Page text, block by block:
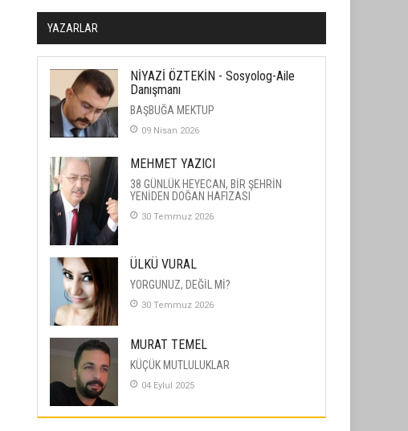
YAZARLAR
NİYAZİ ÖZTEKİN - Sosyolog-Aile
Danışmanı
BAŞBUĞA MEKTUP
09 Nisan 2026
MEHMET YAZICI
38 GÜNLÜK HEYECAN, BİR ŞEHRİN
YENİDEN DOĞAN HAFIZASI
30 Temmuz 2026
ÜLKÜ VURAL
YORGUNUZ, DEĞİL Mİ?
30 Temmuz 2026
MURAT TEMEL
KÜÇÜK MUTLULUKLAR
04 Eylul 2025